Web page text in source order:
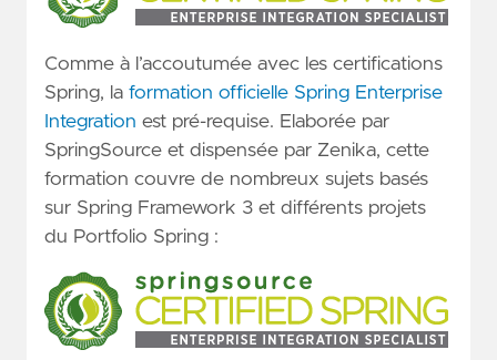
Comme à l’accoutumée avec les certifications
Spring, la formation officielle Spring Enterprise
Integration est pré-requise. Elaborée par
SpringSource et dispensée par Zenika, cette
formation couvre de nombreux sujets basés
sur Spring Framework 3 et différents projets
du Portfolio Spring :